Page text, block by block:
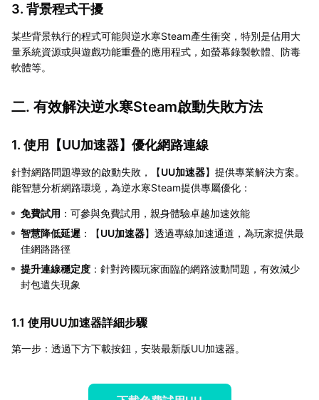
3. 背景程式干擾
某些背景執行的程式可能與逆水寒Steam產生衝突，特別是佔用大
量系統資源或與遊戲功能重疊的應用程式，如螢幕錄製軟體、防毒
軟體等。
二. 有效解決逆水寒Steam啟動失敗方法
1. 使用【UU加速器】優化網路連線
針對網路問題導致的啟動失敗，【UU加速器】提供專業解決方案。
能智慧分析網路環境，為逆水寒Steam提供專屬優化：
免費試用 ：可參與免費試用，親身體驗卓越加速效能
智慧降低延遲 ：【UU加速器】透過專線加速通道，為玩家提供最
佳網路路徑
提升連線穩定度 ：針對跨國玩家面臨的網路波動問題，有效減少
封包遺失現象
1.1 使用UU加速器詳細步驟
第一步：透過下方下載按鈕，安裝最新版UU加速器。